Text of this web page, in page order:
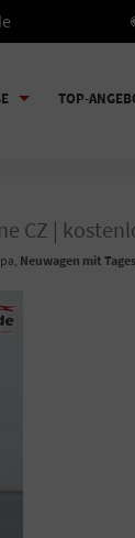
TOP-
CZ |
Neuwagen mit